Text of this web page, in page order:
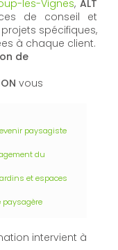
à Chanteloup-
pour
aux métiers
descours pour
les-Vignes
bénéficier d'un
selon leurs
les-Vignes
spécifiques,
à chaque client.
de
vous